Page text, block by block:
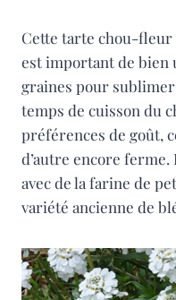
Cette tarte chou-
est important de bien
graines pour sublimer
temps de cuisson du
préférences de goût,
d’autre encore ferme.
avec de la farine de
variété ancienne de